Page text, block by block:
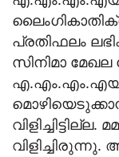
പ്രതിഫലം
സിനിമാ
മൊഴിയെടുക്കാന്‍